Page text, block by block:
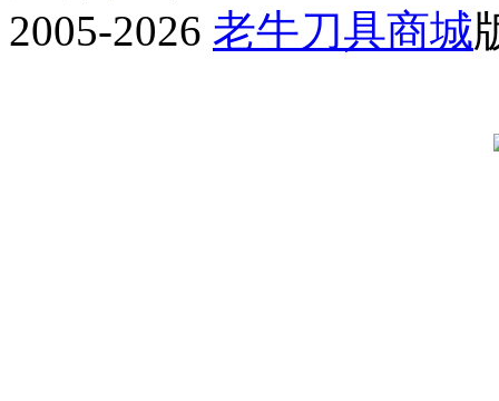
2005-2026 老牛刀具商城